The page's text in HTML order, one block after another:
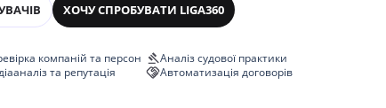
ХОЧУ СПРОБУВАТИ LIGA360
компаній та персон
та репутація
Аналіз судової практики
Автоматизація договорів